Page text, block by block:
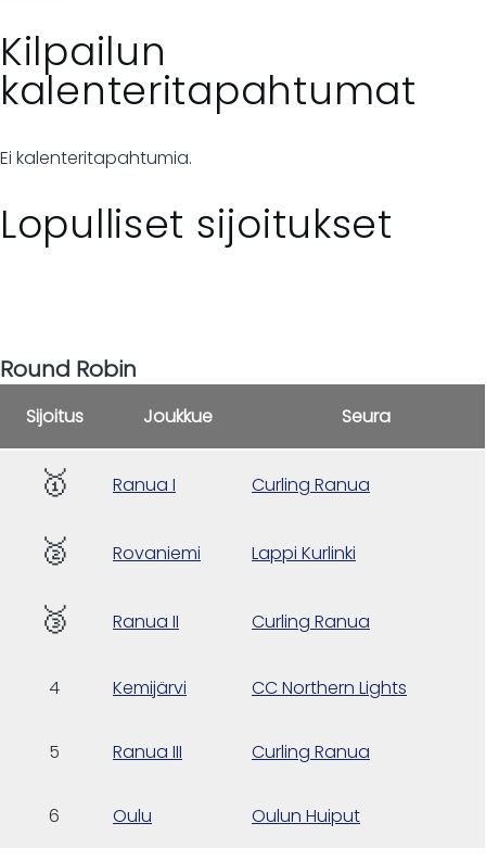
Kilpailun
kalenteritapahtumat
Ei kalenteritapahtumia.
Lopulliset sijoitukset
Round Robin
Sijoitus Joukkue Seura
🥇 Ranua I Curling Ranua
🥈 Rovaniemi Lappi Kurlinki
🥉 Ranua II Curling Ranua
4 Kemijärvi CC Northern Lights
5 Ranua III Curling Ranua
6 Oulu Oulun Huiput